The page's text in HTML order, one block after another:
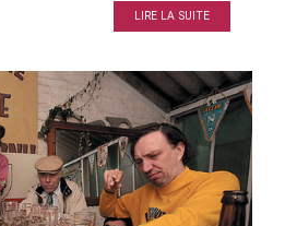
LIRE LA SUITE